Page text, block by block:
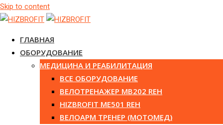
Skip to content
ГЛАВНАЯ
ОБОРУДОВАНИЕ
МЕДИЦИНА И РЕАБИЛИТАЦИЯ
ВСЕ ОБОРУДОВАНИЕ
ВЕЛОТРЕНАЖЕР MB202 REH
HIZBROFIT ME501 REH
ВЕЛОАРМ ТРЕНЕР (МОТОМЕД)